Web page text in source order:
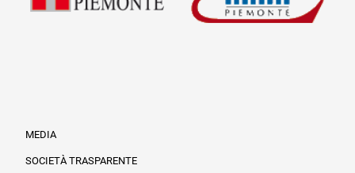
MEDIA
SOCIETÀ TRASPARENTE